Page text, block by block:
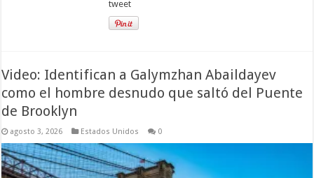
tweet
Video: Identifican a Galymzhan Abaildayev
como el hombre desnudo que saltó del Puente
de Brooklyn
agosto 3, 2026 Estados Unidos 0